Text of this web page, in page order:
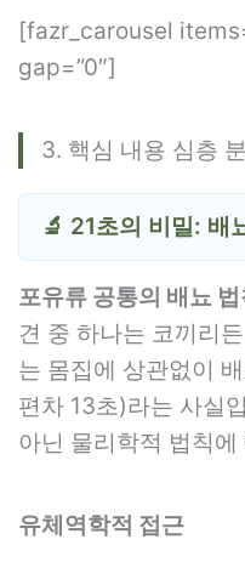
[fazr_carousel
gap=”0″]
3. 핵심 내용 심층
🔬 21초의 비밀: 배
포유류 공통의 배뇨 법
견 중 하나는 코끼리
는 몸집에 상관없이
편차 13초)라는 사실
아닌 물리학적 법칙
유체역학적 접근